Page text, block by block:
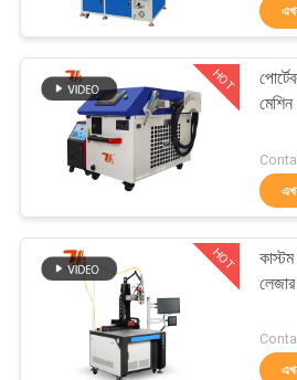
যোগাযোগ
করুন
সমাধান
লেজার কাটার
HOT
মেশিন
HOT